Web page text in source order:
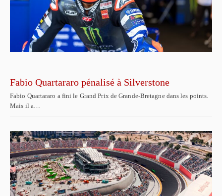
Fabio Quartararo pénalisé à Silverstone
Fabio Quartararo a fini le Grand Prix de Grande-Bretagne dans les points.
Mais il a…